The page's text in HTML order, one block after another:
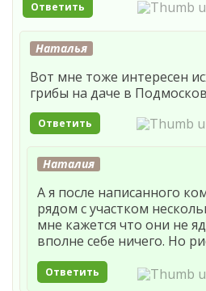
Ответить
Наталья
Вот мне тоже интересен
грибы на даче в
Ответить
Наталия
А я после написанного
рядом с участком
мне кажется что они не
вполне себе ничего. Но
Ответить